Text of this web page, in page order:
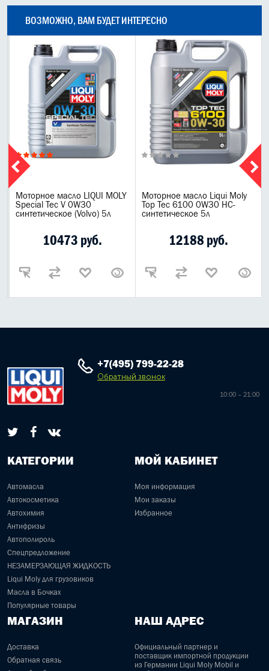
ВОЗМОЖНО, ВАМ БУДЕТ ИНТЕРЕСНО
Моторное масло LIQUI MOLY
Special Tec V 0W30
синтетическое (Volvo) 5л
10473 руб.
Моторное масло Liqui Moly
Top Tec 6100 0W30 НС-
синтетическое 5л
12188 руб.
+7(495) 799-22-28
Обратный звонок
10:00 – 21:00
КАТЕГОРИИ
Автомасла
Автокосметика
Автохимия
Антифризы
Автополироль
Спецпредложение
НЕЗАМЕРЗАЮЩАЯ ЖИДКОСТЬ
Liqui Moly для грузовиков
Масла в Бочках
Популярные товары
МОЙ КАБИНЕТ
Моя информация
Мои заказы
Избранное
МАГАЗИН
Доставка
Обратная связь
НАШ АДРЕС
Официальный партнер и
поставщик импортной продукции
из Германии Liqui Moly Mobil и